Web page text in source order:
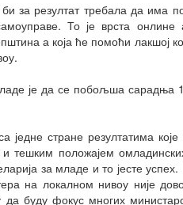
за резултат требала да има
То је врста онлине
а која ће помоћи лакшој
је да се побољша сарадња
стране резултатима које
тешким положајем
за младе и то јесте
на локалном нивоу није
буду фокус многих